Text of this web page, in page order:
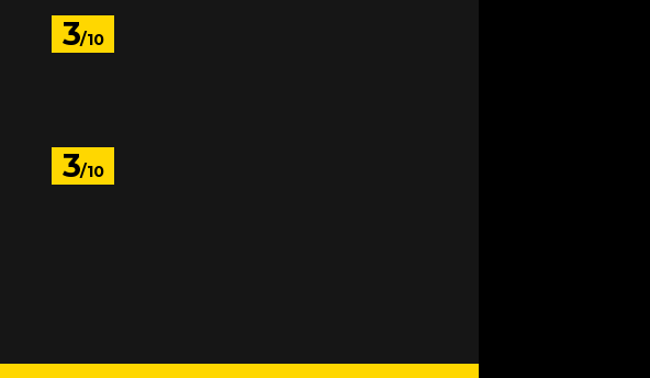
3/10
3/10